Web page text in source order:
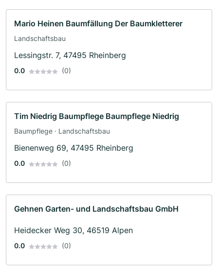
Mario Heinen Baumfällung Der Baumkletterer
Landschaftsbau
Lessingstr. 7, 47495 Rheinberg
0.0 (0)
Tim Niedrig Baumpflege Baumpflege Niedrig
Baumpflege · Landschaftsbau
Bienenweg 69, 47495 Rheinberg
0.0 (0)
Gehnen Garten- und Landschaftsbau GmbH
Heidecker Weg 30, 46519 Alpen
0.0 (0)